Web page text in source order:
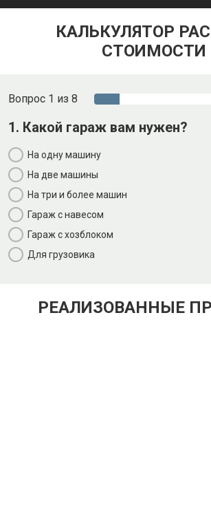
КАЛЬКУЛЯТОР
СТОИМОСТИ
Вопрос 1 из 8
1. Какой гараж вам нужен?
На одну машину
На две машины
На три и более машин
Гараж с навесом
Гараж с хозблоком
Для грузовика
РЕАЛИЗОВАННЫЕ